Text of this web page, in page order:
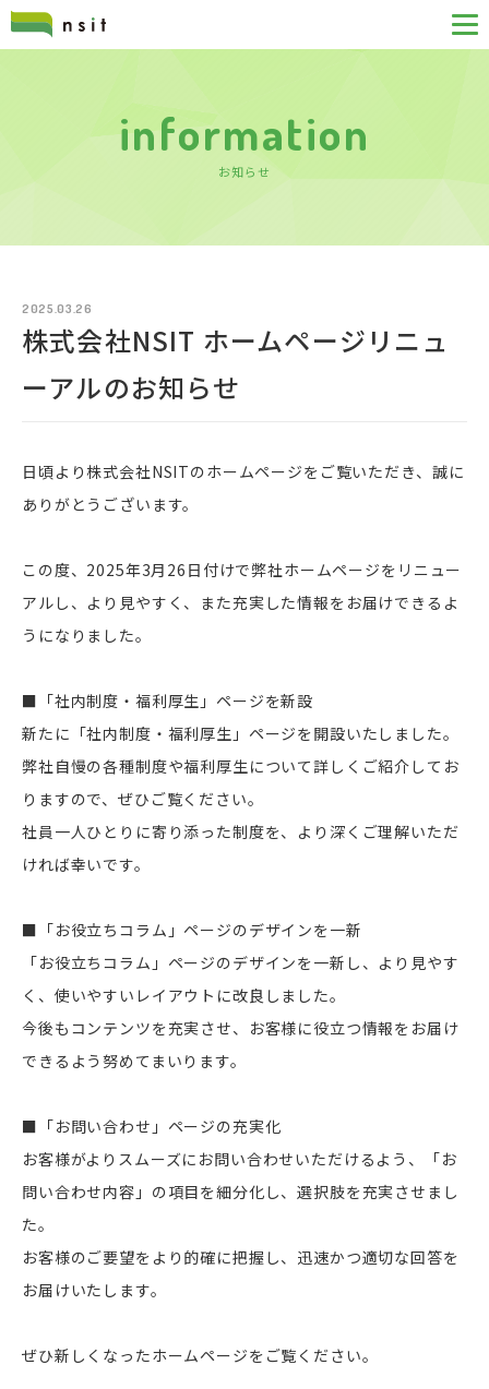
information
お知らせ
2025.03.26
株式会社NSIT ホームページリニュ
ーアルのお知らせ
日頃より株式会社NSITのホームページをご覧いただき、誠に
ありがとうございます。
この度、2025年3月26日付けで弊社ホームページをリニュー
アルし、より見やすく、また充実した情報をお届けできるよ
うになりました。
■「社内制度・福利厚生」ページを新設
新たに「社内制度・福利厚生」ページを開設いたしました。
弊社自慢の各種制度や福利厚生について詳しくご紹介してお
りますので、ぜひご覧ください。
社員一人ひとりに寄り添った制度を、より深くご理解いただ
ければ幸いです。
■「お役立ちコラム」ページのデザインを一新
「お役立ちコラム」ページのデザインを一新し、より見やす
く、使いやすいレイアウトに改良しました。
今後もコンテンツを充実させ、お客様に役立つ情報をお届け
できるよう努めてまいります。
■「お問い合わせ」ページの充実化
お客様がよりスムーズにお問い合わせいただけるよう、「お
問い合わせ内容」の項目を細分化し、選択肢を充実させまし
た。
お客様のご要望をより的確に把握し、迅速かつ適切な回答を
お届けいたします。
ぜひ新しくなったホームページをご覧ください。